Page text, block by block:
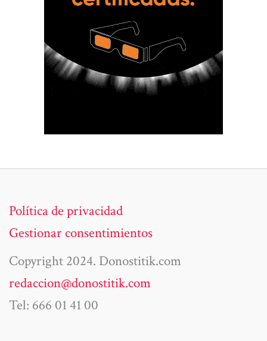
Política de privacidad
Gestionar consentimientos
Copyright 2024. Donostitik.com
redaccion@donostitik.com
Tel: 666 01 41 00